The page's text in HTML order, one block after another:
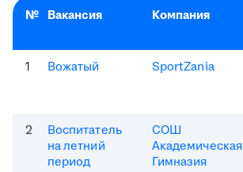
№ Вакансия Компания
1 Вожатый SportZania
2
Воспитатель
на летний
период
СОШ
Академическая
Гимназия